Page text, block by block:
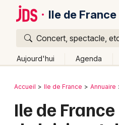
Ile de France
Concert, spectacle,
Aujourd'hui Agenda
Publier un événement
Bordeaux
Retour
Accueil Ile de France Annuaire
Ile de
Quoi ?
Où ?
Quand ?